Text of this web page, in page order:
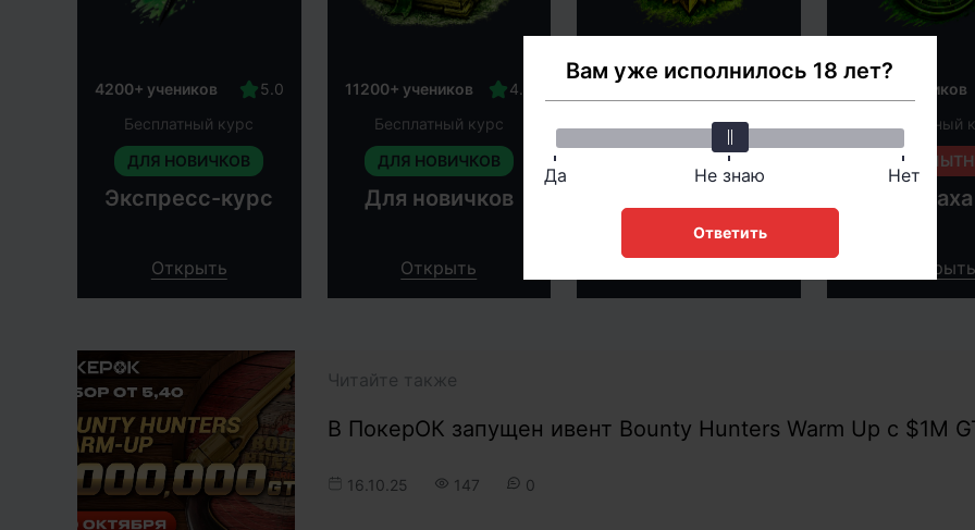
4200+ учеников
Бесплатный курс
ДЛЯ НОВИЧКОВ
Экспресс-курс
Открыть
11200+ учеников
Бесплатный курс
ДЛЯ НОВИЧКОВ
Для новичков
Открыть
5100+ учеников
Бесплатный курс
ДЛЯ ОПЫТНЫХ
игроков
2000+ учеников
Бесплатный
ДЛЯ
Омаха
Открыть
Читайте также
В ПокерОК запущен ивент Bounty Hunters Warm Up с $1M
16.10.25 147 0
Вам уже исполнилось 18 лет?
Нет
Не знаю
Да
Ответить